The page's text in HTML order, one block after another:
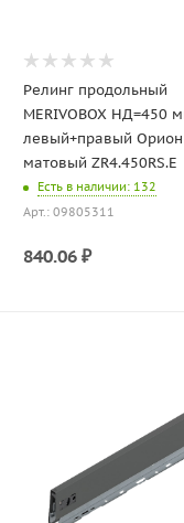
Релинг продольный
MERIVOBOX НД=450
левый+правый
матовый ZR4.450RS.E
Есть в наличии: 132
Арт.: 09805311
840.06 ₽